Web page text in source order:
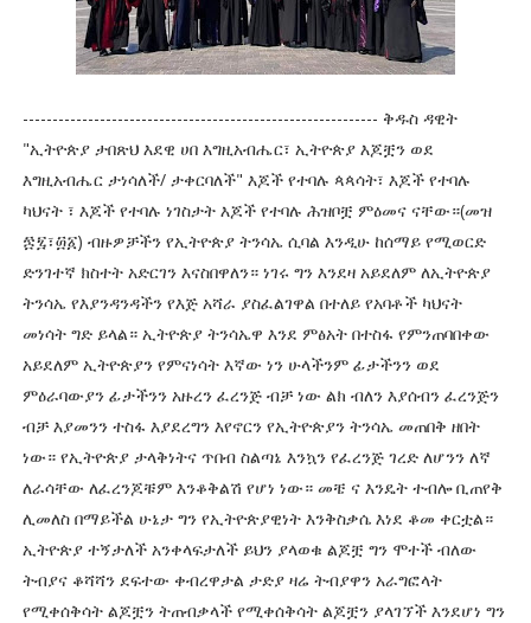
------------------------------------------------------------ ቅዱስ ዳዊት
"ኢትዮጵያ ታበጽህ እደዊ ሀበ እግዚአብሔር፣ ኢትዮጵያ እጆቿን ወደ
እግዚአብሔር ታነሳለች/ ታቀርባለች" እጆች የተባሉ ጳጳሳት፣ እጆች የተባሉ
ካህናት ፣ እጆች የተባሉ ነገስታት እጆች የተባሉ ሕዝቦቿ ምዕመና ናቸው።(መዝ
፷፯፣፴፩) ብዙዎቻችን የኢትዮጵያ ትንሳኤ ሲባል እንዲሁ ከሰማይ የሚወርድ
ድንገተኛ ክስተት አድርገን እናስበዋለን። ነገሩ ግን እንደዛ አይደለም ለኢትዮጵያ
ትንሳኤ የእያንዳንዳችን የእጅ አሻራ ያስፈልገዋል በተለይ የአባቶች ካህናት
መነሳት ግድ ይላል። ኢትዮጵያ ትንሳኤዋ እንደ ምፅአት በተስፋ የምንጠባበቀው
አይደለም ኢትዮጵያን የምናነሳት እኛው ነን ሁላችንም ፊታችንን ወደ
ምዕራባውያን ፊታችንን አዙረን ፈረንጅ ብቻ ነው ልክ ብለን እያሰብን ፈረንጅን
ብቻ እያመንን ተስፋ እያደረግን እየኖርን የኢትዮጵያን ትንሳኤ መጠበቅ ዘበት
ነው። የኢትዮጵያ ታላቅነትና ጥበብ ስልጣኔ እንኳን የፈረንጅ ገረድ ለሆንን ለኛ
ለራሳቸው ለፈረንጆቹም እንቆቅልሽ የሆነ ነው። መቼ ና እንዴት ተብሎ ቢጠየቅ
ሊመለስ በማይችል ሁኔታ ግን የኢትዮጵያዊነት እንቅስቃሴ እነደ ቆመ ቀርቷል።
ኢትዮጵያ ተኝታለች አንቀላፍታለች ይህን ያላወቁ ልጆቿ ግን ሞተች ብለው
ትብያና ቆሻሻን ደፍተው ቀብረዋታል ታድያ ዛሬ ትብያዋን አራግፎላት
የሚቀሰቅሳት ልጆቿን ትጠብቃላች የሚቀሰቅሳት ልጆቿን ያላገኘች እንደሆነ ግን